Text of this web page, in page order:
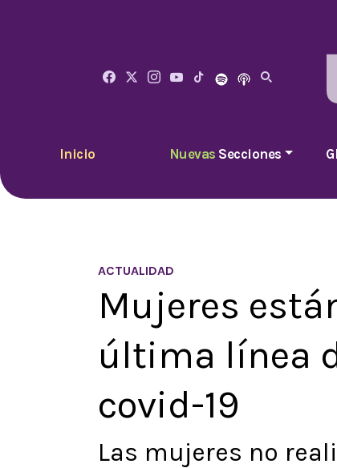
Inicio Nuevas Secciones
ACTUALIDAD
Mujeres
última línea
covid-19
Las mujeres no